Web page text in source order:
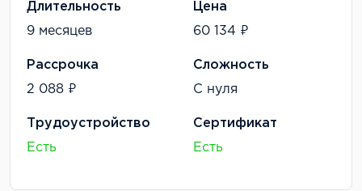
Длительность
9 месяцев
Цена
60 134 ₽
Рассрочка
2 088 ₽
Сложность
С нуля
Трудоустройство
Есть
Сертификат
Есть